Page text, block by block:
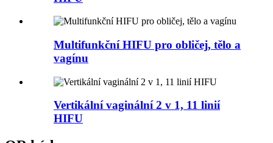
Multifunkční HIFU pro obličej, tělo a
vagínu
Vertikální vaginální 2 v 1, 11 linií
HIFU